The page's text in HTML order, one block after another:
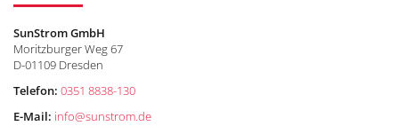
SunStrom GmbH
Moritzburger Weg 67
D-01109 Dresden
Telefon: 0351 8838-130
E-Mail: info@sunstrom.de